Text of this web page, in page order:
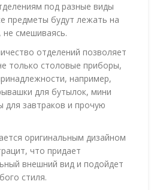
под разные виды
предметы будут лежать на
не смешиваясь.
отделений позволяет
только столовые приборы,
например,
для бутылок, мини
для завтраков и прочую
оригинальным дизайном
что придает
внешний вид и подойдет
стиля.